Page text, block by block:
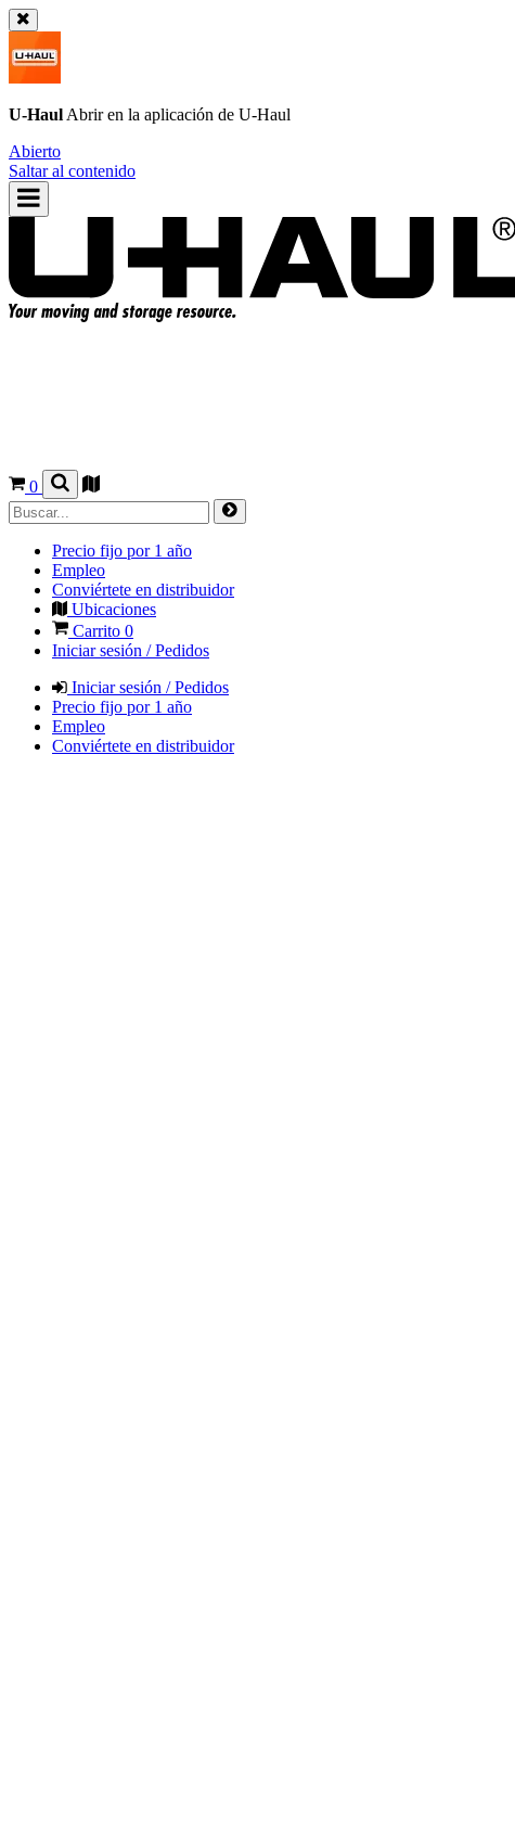
U-Haul Abrir en la aplicación de U-Haul
Abierto
Saltar al contenido
0
Precio fijo por 1 año
Empleo
Conviértete en distribuidor
Ubicaciones
Carrito 0
Iniciar sesión / Pedidos
Iniciar sesión / Pedidos
Precio fijo por 1 año
Empleo
Conviértete en distribuidor